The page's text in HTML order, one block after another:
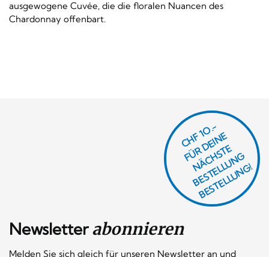
ausgewogene Cuvée, die die floralen Nuancen des
Chardonnay offenbart.
Newsletterabonnieren
Melden Sie sich gleich für unseren Newsletter an und
CHF 1O.-
F
Ü
R
D
EI
N
E
N
Ä
C
H
S
T
E
B
E
S
T
E
L
L
U
N
G
B
E
S
T
E
L
L
U
N
G!